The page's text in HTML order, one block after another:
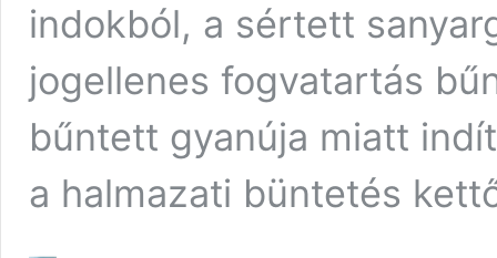
indokból, a sértett
jogellenes fogvatartás
bűntett gyanúja miatt
a halmazati büntetés